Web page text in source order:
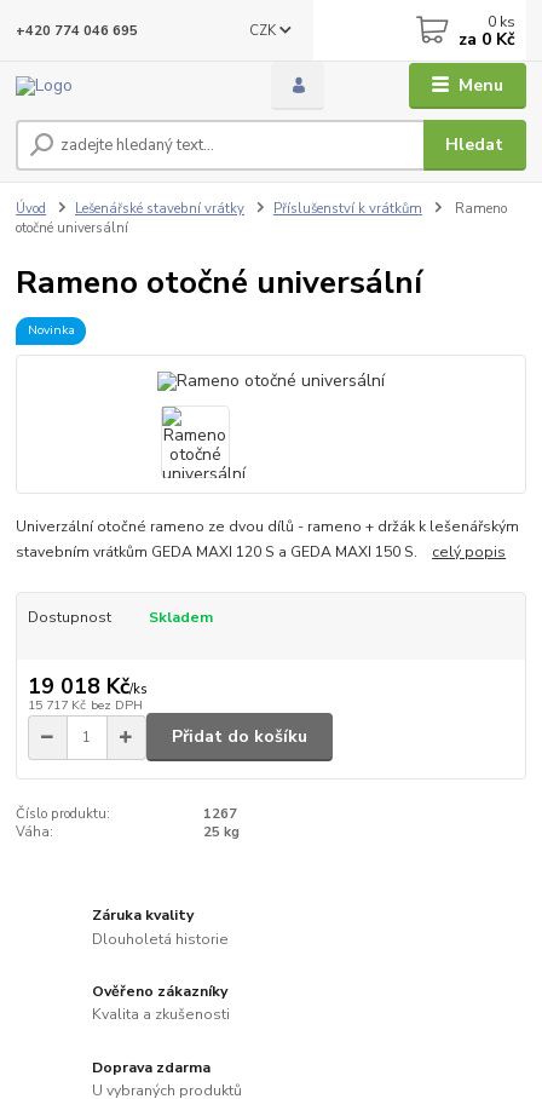
Menu
CZK
Hledat
+420 774 046 695 0 ks
za 0 Kč
Úvod Lešenářské stavební vrátky Příslušenství k vrátkům
Rameno
otočné universální
Rameno otočné universální
Novinka
Univerzální otočné rameno ze dvou dílů - rameno + držák k lešenářským
stavebním vrátkům GEDA MAXI 120 S a GEDA MAXI 150 S. celý popis
Dostupnost Skladem
19 018 Kč/ks
15 717 Kč bez DPH
Přidat do košíku
Číslo produktu:
1267
Váha:
25 kg
Záruka kvality
Dlouholetá historie
Ověřeno zákazníky
Kvalita a zkušenosti
Doprava zdarma
U vybraných produktů